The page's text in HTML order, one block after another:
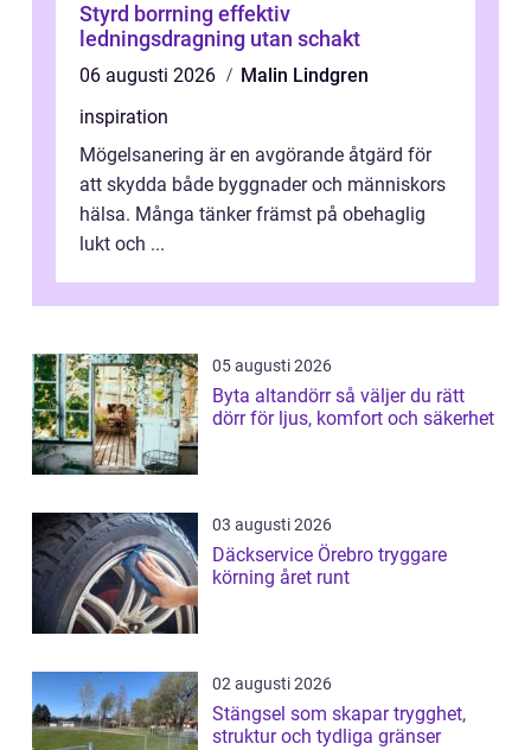
Styrd borrning effektiv
ledningsdragning utan schakt
06 augusti 2026
Malin Lindgren
inspiration
Mögelsanering är en avgörande åtgärd för
att skydda både byggnader och människors
hälsa. Många tänker främst på obehaglig
lukt och ...
05 augusti 2026
Byta altandörr så väljer du rätt
dörr för ljus, komfort och säkerhet
03 augusti 2026
Däckservice Örebro tryggare
körning året runt
02 augusti 2026
Stängsel som skapar trygghet,
struktur och tydliga gränser